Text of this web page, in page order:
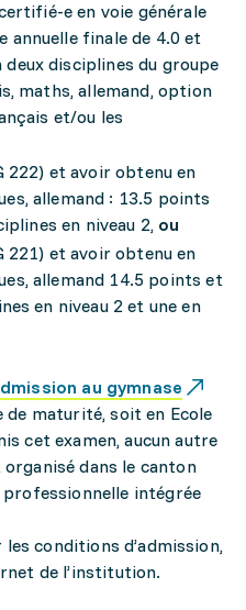
e en voie générale
annuelle finale de 4.0 et
deux disciplines du groupe
maths, allemand, option
et/ou les
222) et avoir obtenu en
allemand : 13.5 points
en niveau 2, ou
221) et avoir obtenu en
allemand 14.5 points et
en niveau 2 et une en
au gymnase
maturité, soit en Ecole
cet examen, aucun autre
dans le canton
intégrée
conditions d’admission,
de l’institution.